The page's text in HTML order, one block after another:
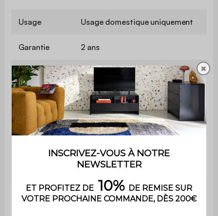
Usage Usage domestique uniquement
Garantie 2 ans
Montage
Le montage est très simple, une
notice est fournie
Matière des bacs Plastique
2x Grand bac
37,5/31 x 29/26,3 x
21,7/20,5 cm, capacité
15L
2x Petit bac
37,4/34,5 x 29/26 x
9,4/7,5 cm, capacité 6L
✖